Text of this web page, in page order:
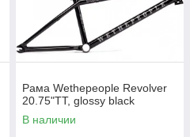
Рама Wethepeople Revolver
20.75"TT, glossy black
В наличии